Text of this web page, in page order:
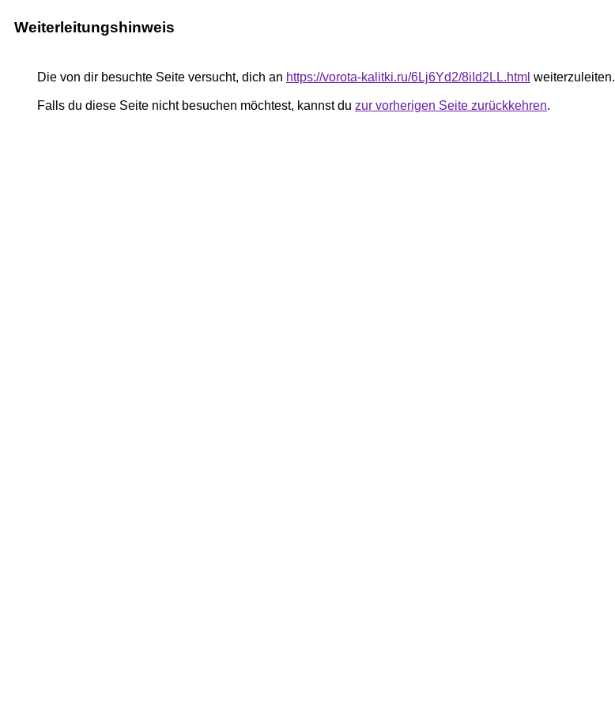
Weiterleitungshinweis
Die von dir besuchte Seite versucht, dich an https://vorota-kalitki.ru/6Lj6Yd2/8iId2LL.html weiterzuleiten.
Falls du diese Seite nicht besuchen möchtest, kannst du zur vorherigen Seite zurückkehren.